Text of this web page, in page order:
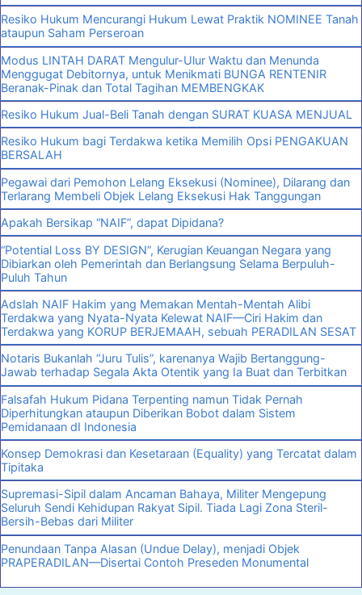
Resiko Hukum Mencurangi Hukum Lewat Praktik NOMINEE Tanah
ataupun Saham Perseroan
Modus LINTAH DARAT Mengulur-Ulur Waktu dan Menunda
Menggugat Debitornya, untuk Menikmati BUNGA RENTENIR
Beranak-Pinak dan Total Tagihan MEMBENGKAK
Resiko Hukum Jual-Beli Tanah dengan SURAT KUASA MENJUAL
Resiko Hukum bagi Terdakwa ketika Memilih Opsi PENGAKUAN
BERSALAH
Pegawai dari Pemohon Lelang Eksekusi (Nominee), Dilarang dan
Terlarang Membeli Objek Lelang Eksekusi Hak Tanggungan
Apakah Bersikap “NAIF”, dapat Dipidana?
“Potential Loss BY DESIGN”, Kerugian Keuangan Negara yang
Dibiarkan oleh Pemerintah dan Berlangsung Selama Berpuluh-
Puluh Tahun
Adslah NAIF Hakim yang Memakan Mentah-Mentah Alibi
Terdakwa yang Nyata-Nyata Kelewat NAIF—Ciri Hakim dan
Terdakwa yang KORUP BERJEMAAH, sebuah PERADILAN SESAT
Notaris Bukanlah “Juru Tulis”, karenanya Wajib Bertanggung-
Jawab terhadap Segala Akta Otentik yang Ia Buat dan Terbitkan
Falsafah Hukum Pidana Terpenting namun Tidak Pernah
Diperhitungkan ataupun Diberikan Bobot dalam Sistem
Pemidanaan dI Indonesia
Konsep Demokrasi dan Kesetaraan (Equality) yang Tercatat dalam
Tipitaka
Supremasi-Sipil dalam Ancaman Bahaya, Militer Mengepung
Seluruh Sendi Kehidupan Rakyat Sipil. Tiada Lagi Zona Steril-
Bersih-Bebas dari Militer
Penundaan Tanpa Alasan (Undue Delay), menjadi Objek
PRAPERADILAN—Disertai Contoh Preseden Monumental